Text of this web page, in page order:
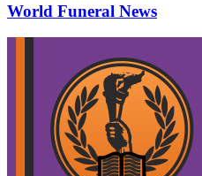
World Funeral News